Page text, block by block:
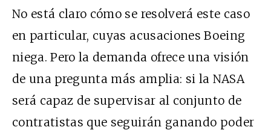
No está claro cómo se resolverá este caso
en particular, cuyas acusaciones Boeing
niega. Pero la demanda ofrece una visión
de una pregunta más amplia: si la NASA
será capaz de supervisar al conjunto de
contratistas que seguirán ganando poder